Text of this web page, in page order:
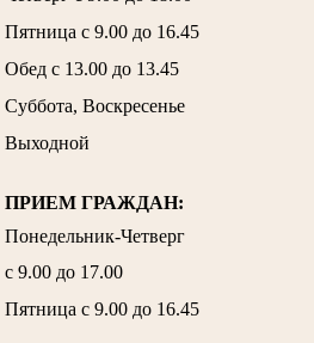
Пятница с 9.00 до 16.45
Обед с 13.00 до 13.45
Суббота, Воскресенье
Выходной
ПРИЕМ ГРАЖДАН:
Понедельник-Четверг
с 9.00 до 17.00
Пятница с 9.00 до 16.45